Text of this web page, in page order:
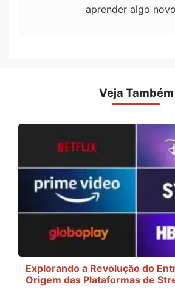
aprender algo
Veja Também
Explorando a Revolução do
Origem das Plataformas de